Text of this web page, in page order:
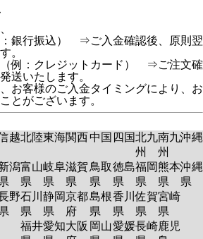
：銀行振込） ⇒ご入金確認後、原則翌
。
（例：クレジットカード） ⇒ご注文確
送いたします。
お客様のご入金タイミングにより、お
とがございます。
越北陸東海関西中国 四国北九
州
南九
州
沖縄
潟
野
富山
県
石川
県
福井
岐阜
県
静岡
県
愛知
滋賀
県
京都
府
大阪
鳥取
県
島根
県
岡山
徳島
県
香川
県
愛媛
福岡
県
佐賀
県
長崎
熊本
県
宮崎
県
鹿児
沖縄
県